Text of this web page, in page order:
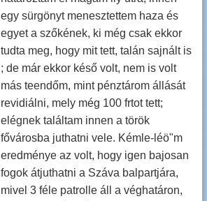
egy sürgönyt menesztettem haza és
egyet a szőkének, ki még csak ekkor
tudta meg, hogy mit tett, talán sajnált is
; de már ekkor késő volt, nem is volt
más teendőm, mint pénztárom állását
revidiálni, mely még 100 frtot tett;
elégnek találtam innen a török
fővárosba juthatni vele. Kémle-léö"m
eredménye az volt, hogy igen bajosan
fogok átjuthatni a Száva balpartjára,
mivel 3 féle patrolle áll a véghatáron,